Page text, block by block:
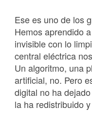
Ese es uno de los
Hemos aprendido
invisible con lo
central eléctrica
Un algoritmo, una
artificial, no. Pero
digital no ha
la ha redistribuido